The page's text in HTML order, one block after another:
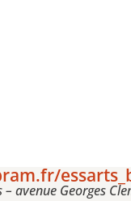
avenue Georges